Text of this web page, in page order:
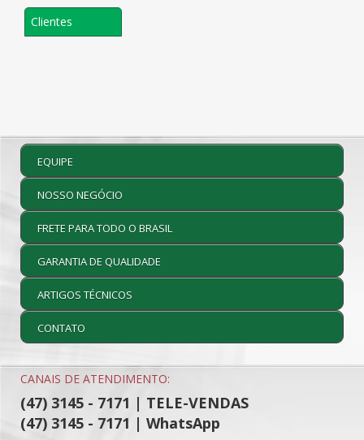
Clientes
EQUIPE
NOSSO NEGÓCIO
FRETE PARA TODO O BRASIL
GARANTIA DE QUALIDADE
ARTIGOS TÉCNICOS
CONTATO
CANAIS DE ATENDIMENTO:
(47) 3145 - 7171 | TELE-VENDAS
(47) 3145 - 7171 | WhatsApp